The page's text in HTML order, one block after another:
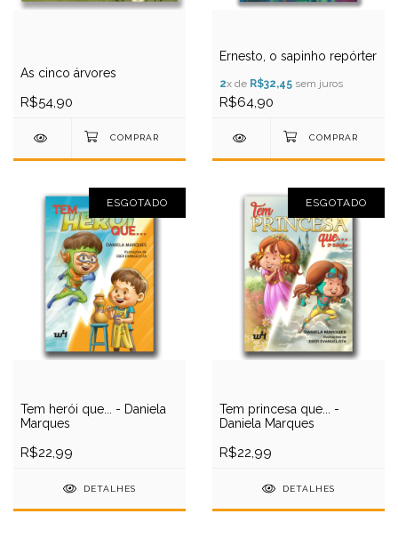
As cinco árvores
R$54,90
Ernesto, o sapinho repórter
2x de R$32,45 sem juros
R$64,90
ESGOTADO
Tem herói que... - Daniela
Marques
R$22,99
DETALHES
ESGOTADO
Tem princesa que... -
Daniela Marques
R$22,99
DETALHES